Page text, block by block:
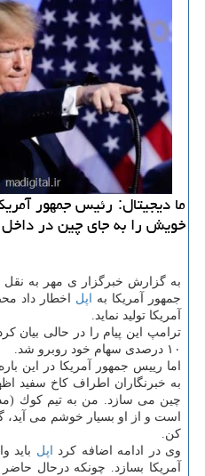
ما دیجیتال: رئیس جمهور
خویش را به جای چین در داخل
به گزارش خبرگزار ی مهر به نقل
جمهور آمریكا به
اپل اخطار داد
آمریكا تولید نماید.
ترامپ این پیام را در حالی بیان
۱۰ درصدی سهام خود روبرو شد.
اما رییس جمهور آمریكا در این
به خبرنگاران اطراف كاخ سفید
چین می سازد. من به تیم كوك
است و از او بسیار خوشم می آید،
كن.
وی در ادامه اضافه كرد
اپل باید
آمریكا بسازد. چونكه درحال